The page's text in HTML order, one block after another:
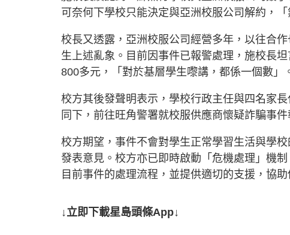
可奈何下學校只能決定與亞洲校服公司解約，
校長又透露，亞洲校服公司經營多年，以往合
生上述亂象。目前因事件已報警處理，施校長
800多元，「對於基層學生嚟講，都係一個數」
校方其後發聲明表示，學校行政主任與四名家
同下，前往旺角警署就校服供應商懷疑詐騙事
校方期望，事件不會對學生正常學習生活與學
發表意見。校方亦已即時啟動「危機處理」機
目前事件的處理流程，並提供適切的支援，協助
↓立即下載星島頭條App↓